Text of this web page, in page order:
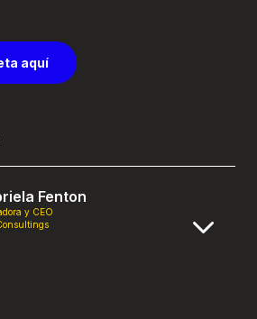
aquí
Fenton
y CEO